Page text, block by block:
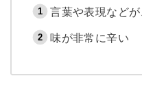
言葉や表現など
味が非常に辛い